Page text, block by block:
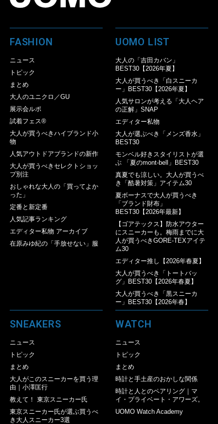
FASHION
ニュース
トピック
まとめ
大人のユニクロ／GU
展示会ルポ
試着フェス®︎
大人が買うべきハイブランド小
物
人気アウトドアブランドの新作
大人が買うべきセレクトショッ
プ別注
おしゃれな大人の「買ってよか
った」
定番と新定番
人気記事ランキング
エディター私物 アーカイブ
在原みゆ紀の「手放せない」服
UOMO LIST
大人の「吉田カバン」
BEST30【2026年夏】
大人が買うべき「白スニーカ
ー」BEST30【2026年夏】
人気サロンが考える「大人ヘア
の正解」SNAP
エディター私物
大人が選ぶべき「メンズ香水」
BEST30
モンベル好きスタイリストが選
ぶ 「夏のmont-bell」BEST30
真夏でも涼しい。大人が買うべ
き「酷暑対策」アイテム30
夏ボーナスで大人が買うべき
「ブランド財布」
BEST30【2026年最新】
【ゴアテックス】防水アウター
にスニーカーも。梅雨までに大
人が買うべきGORE-TEXアイテ
ム30
エディター推し【2026年春夏】
大人が買うべき「トートバッ
グ」BEST30【2026年春夏】
大人が買うべき「黒スニーカ
ー」BEST30【2026年春】
SNEAKERS
ニュース
トピック
まとめ
大人がこのスニーカーを買う理
由｜小澤匡行
教えて！ 東京スニーカー氏
東京スニーカー氏が選ぶ買うべ
き大人スニーカー3選
WATCH
ニュース
トピック
まとめ
時計と手土産のおかしな関係
時計と人とのペアリング｜マ
イ・プライベート・アワーズ。
UOMO Watch Academy